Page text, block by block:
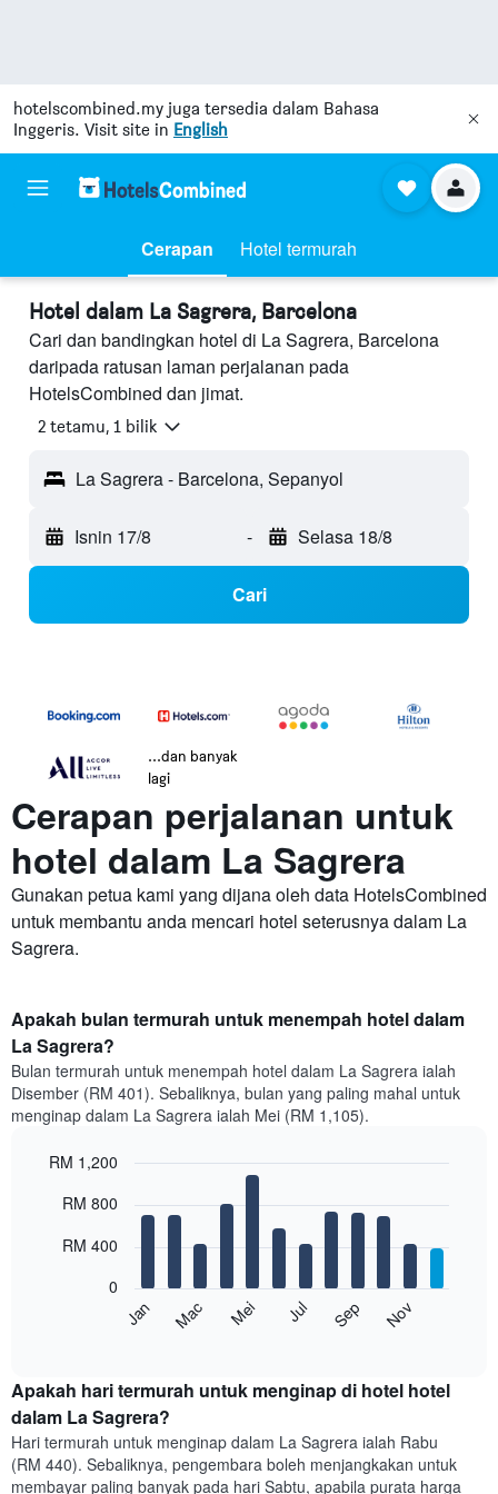
hotelscombined.my juga tersedia dalam Bahasa
Inggeris. Visit site in English
Cerapan Hotel termurah
Hotel dalam La Sagrera, Barcelona
Cari dan bandingkan hotel di La Sagrera, Barcelona
daripada ratusan laman perjalanan pada
HotelsCombined dan jimat.
2 tetamu, 1 bilik
La Sagrera - Barcelona, Sepanyol
Isnin 17/8 - Selasa 18/8
Cari
...dan banyak
lagi
Cerapan perjalanan untuk
hotel dalam La Sagrera
Gunakan petua kami yang dijana oleh data HotelsCombined
untuk membantu anda mencari hotel seterusnya dalam La
Sagrera.
Apakah bulan termurah untuk menempah hotel dalam
La Sagrera?
Bulan termurah untuk menempah hotel dalam La Sagrera ialah
Disember (RM 401). Sebaliknya, bulan yang paling mahal untuk
menginap dalam La Sagrera ialah Mei (RM 1,105).
chart
bars.
purata
bilik
setiap
bulan
Carta
graphic.
Jan Mac Mei Jul Sep Nov
0
RM 400
RM 800
RM 1,200
Apakah hari termurah untuk menginap di hotel hotel
dalam La Sagrera?
Hari termurah untuk menginap dalam La Sagrera ialah Rabu
(RM 440). Sebaliknya, pengembara boleh menjangkakan untuk
membayar paling banyak pada hari Sabtu, apabila purata harga